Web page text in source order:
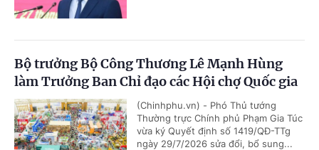
Bộ trưởng Bộ Công Thương Lê Mạnh Hùng
làm Trưởng Ban Chỉ đạo các Hội chợ Quốc gia
(Chinhphu.vn) - Phó Thủ tướng
Thường trực Chính phủ Phạm Gia Túc
vừa ký Quyết định số 1419/QĐ-TTg
ngày 29/7/2026 sửa đổi, bổ sung...